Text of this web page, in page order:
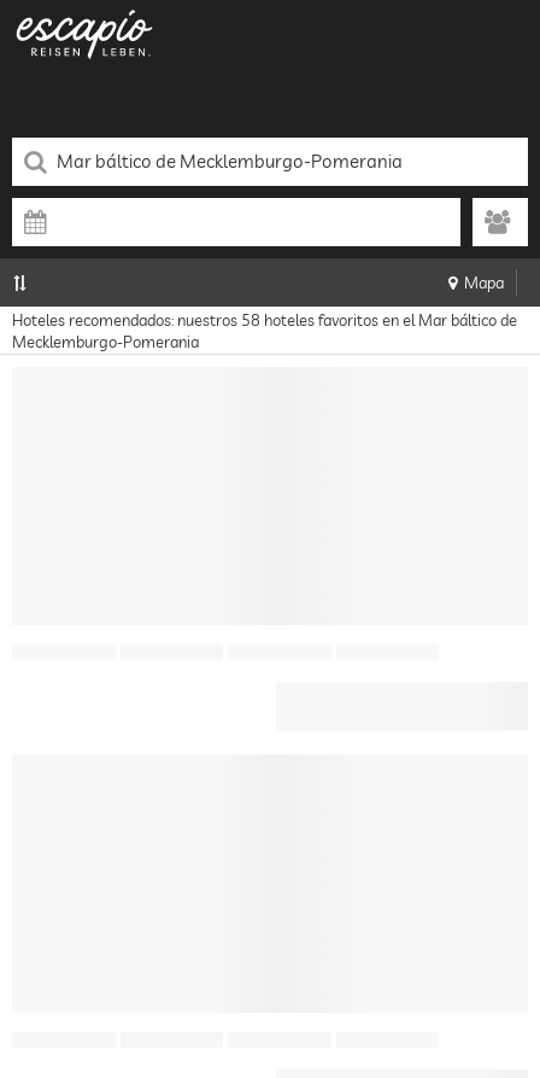
Mapa
Hoteles recomendados: nuestros 58 hoteles favoritos en el Mar báltico de
Mecklemburgo-Pomerania